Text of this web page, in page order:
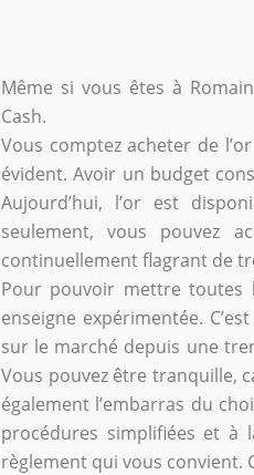
Même si vous êtes à
Cash.
Vous comptez acheter de
évident. Avoir un budget
Aujourd’hui, l’or est
seulement, vous pouvez
continuellement flagrant de
Pour pouvoir mettre toutes
enseigne expérimentée.
sur le marché depuis une
Vous pouvez être tranquille,
également l’embarras du
procédures simplifiées et à
règlement qui vous convient.